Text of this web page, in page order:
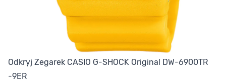
Odkryj Zegarek CASIO G-SHOCK Original DW-6900TR
-9ER